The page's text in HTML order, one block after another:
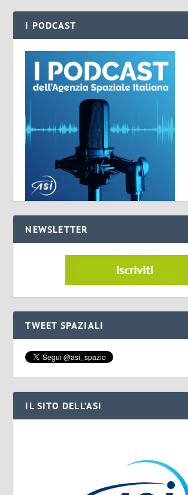
I PODCAST
NEWSLETTER
TWEET SPAZIALI
IL SITO DELL’ASI